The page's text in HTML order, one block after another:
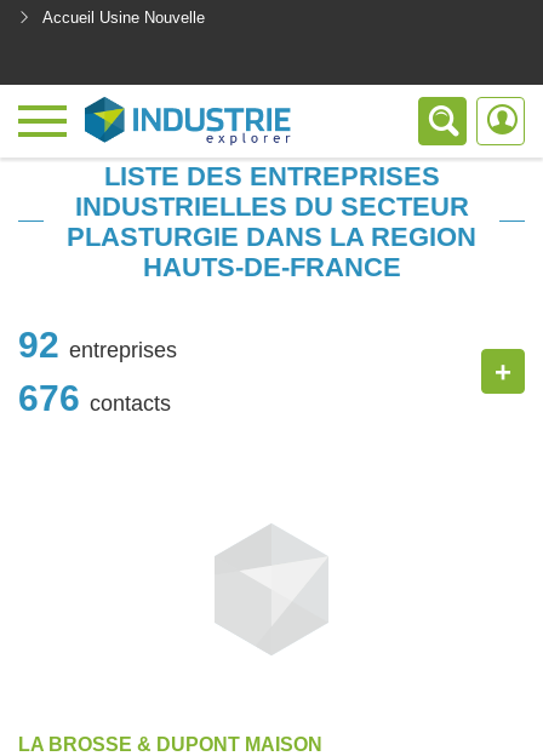
Accueil Usine Nouvelle
LISTE DES ENTREPRISES
INDUSTRIELLES DU SECTEUR
PLASTURGIE DANS LA REGION
HAUTS-DE-FRANCE
92 entreprises
676 contacts
+
LA BROSSE & DUPONT MAISON